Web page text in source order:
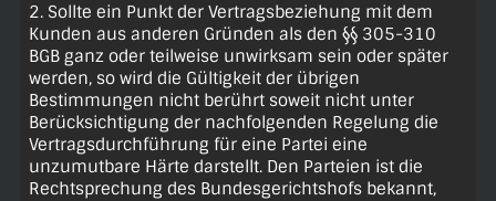
2. Sollte ein Punkt der Vertragsbeziehung mit dem
Kunden aus anderen Gründen als den §§ 305-310
BGB ganz oder teilweise unwirksam sein oder später
werden, so wird die Gültigkeit der übrigen
Bestimmungen nicht berührt soweit nicht unter
Berücksichtigung der nachfolgenden Regelung die
Vertragsdurchführung für eine Partei eine
unzumutbare Härte darstellt. Den Parteien ist die
Rechtsprechung des Bundesgerichtshofs bekannt,